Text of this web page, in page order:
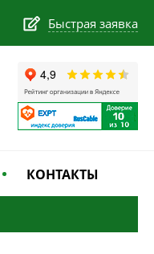
Быстрая заявка
КОНТАКТЫ